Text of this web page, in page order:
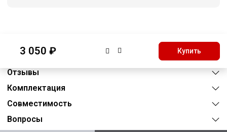
3 050 ₽ Купить
Характеристики
Отзывы
Комплектация
Совместимость
Вопросы